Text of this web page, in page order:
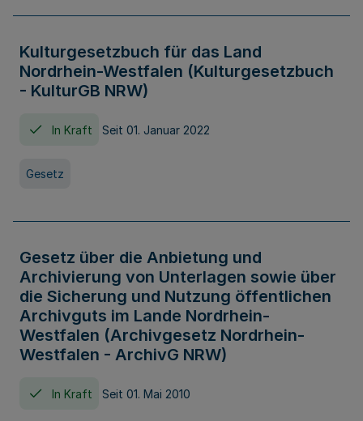
Kulturgesetzbuch für das Land
Nordrhein-Westfalen (Kulturgesetzbuch
- KulturGB NRW)
In Kraft Seit 01. Januar 2022
Gesetz
Gesetz über die Anbietung und
Archivierung von Unterlagen sowie über
die Sicherung und Nutzung öffentlichen
Archivguts im Lande Nordrhein-
Westfalen (Archivgesetz Nordrhein-
Westfalen - ArchivG NRW)
In Kraft Seit 01. Mai 2010